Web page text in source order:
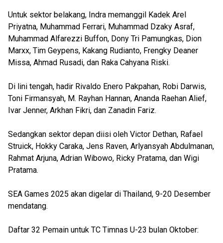
Untuk sektor belakang, Indra memanggil Kadek Arel
Priyatna, Muhammad Ferrari, Muhammad Dzaky Asraf,
Muhammad Alfarezzi Buffon, Dony Tri Pamungkas, Dion
Marxx, Tim Geypens, Kakang Rudianto, Frengky Deaner
Missa, Ahmad Rusadi, dan Raka Cahyana Riski.
Di lini tengah, hadir Rivaldo Enero Pakpahan, Robi Darwis,
Toni Firmansyah, M. Rayhan Hannan, Ananda Raehan Alief,
Ivar Jenner, Arkhan Fikri, dan Zanadin Fariz.
Sedangkan sektor depan diisi oleh Victor Dethan, Rafael
Struick, Hokky Caraka, Jens Raven, Arlyansyah Abdulmanan,
Rahmat Arjuna, Adrian Wibowo, Ricky Pratama, dan Wigi
Pratama.
SEA Games 2025 akan digelar di Thailand, 9-20 Desember
mendatang.
Daftar 32 Pemain untuk TC Timnas U-23 bulan Oktober: